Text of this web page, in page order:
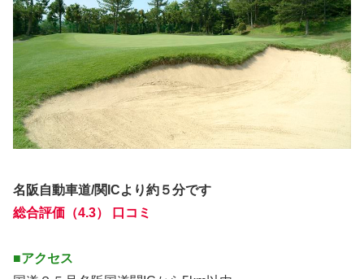
名阪自動車道/関ICより約５分です
総合評価（4.3） 口コミ
■アクセス